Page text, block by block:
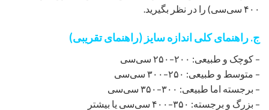
۴۰۰ سی‌سی) را در نظر بگیرید.
ج. راهنمای کلی اندازه سایز (راهنمای تقریبی)
– کوچک و طبیعی: ۲۰۰–۲۵۰ سی‌سی
– متوسط و طبیعی: ۲۵۰–۳۰۰ سی‌سی
– برجسته اما طبیعی: ۳۰۰–۳۵۰ سی‌سی
– بزرگ و برجسته: ۳۵۰–۴۰۰ سی‌سی یا بیشتر